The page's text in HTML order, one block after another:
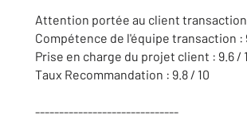
Attention portée au client transaction
Compétence de l'équipe transaction :
Prise en charge du projet client : 9.6 /
Taux Recommandation : 9.8 / 10
------------------------------